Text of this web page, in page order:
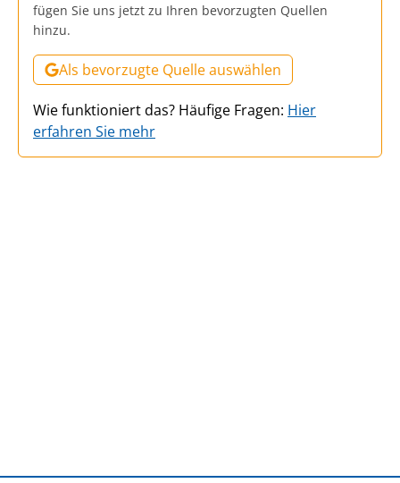
fügen Sie uns jetzt zu Ihren bevorzugten Quellen
hinzu.
Als bevorzugte Quelle auswählen
Wie funktioniert das? Häufige Fragen: Hier
erfahren Sie mehr